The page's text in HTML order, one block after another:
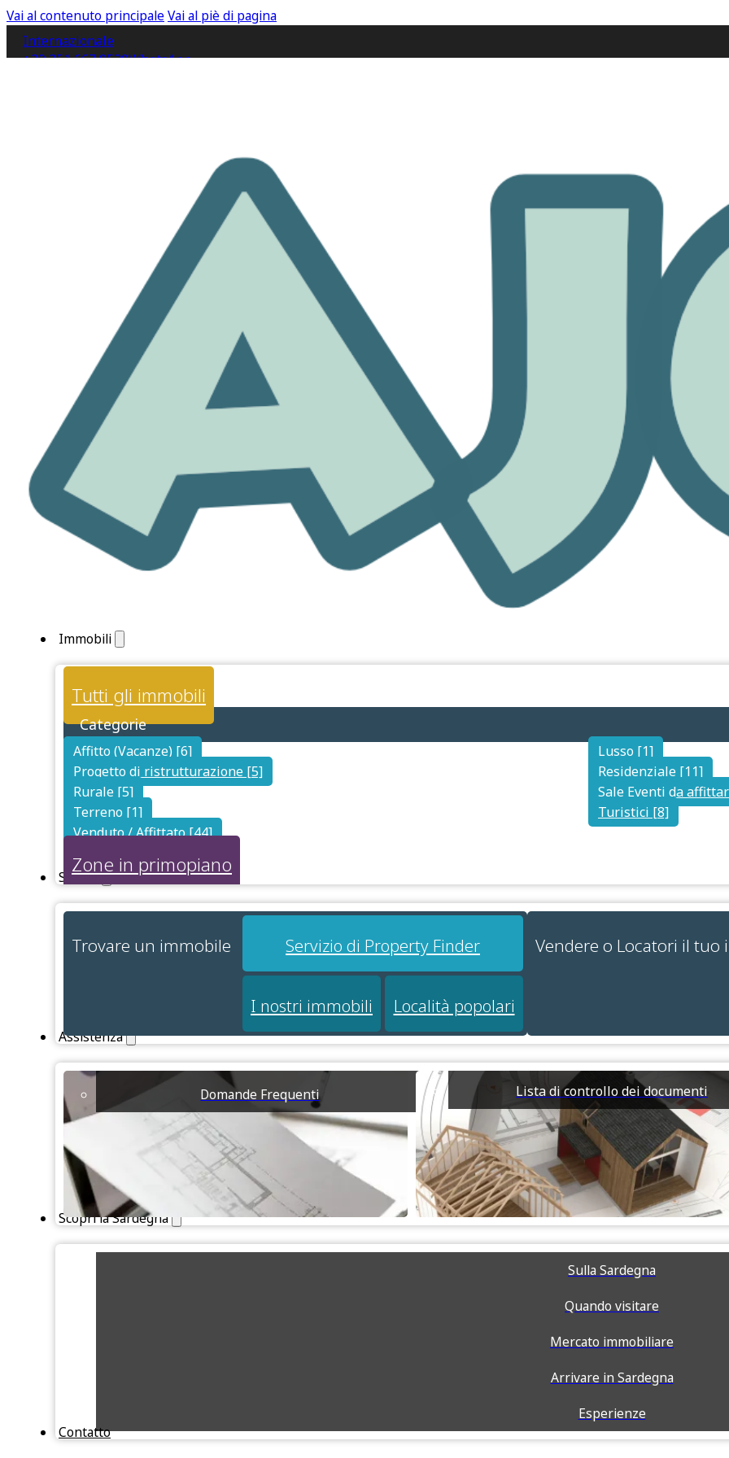
Vai al contenuto principaleVai al piè di pagina
Internazionale
+39 351 667 9520WhatsApp
Immobili
Tutti gli immobili
Categorie
Affitto (Vacanze) [6]
Lusso [1]
Progetto di ristrutturazione [5]
Residenziale [11]
Rurale [5]
Sale Eventi da
Terreno [1]
Turistici [8]
Venduto / Affittato [44]
Zone in primopiano
Servizi
Trovare un immobile Servizio di Property Finder
I nostri immobili Località popolari
Vendere o Locatori il tuo
Assistenza
Domande Frequenti Lista di controllo dei documenti
Scopri la Sardegna
Sulla Sardegna
Quando visitare
Mercato immobiliare
Arrivare in Sardegna
Esperienze
Contatto